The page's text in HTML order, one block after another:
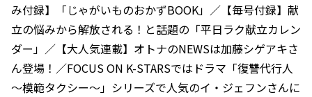
み付録】「じゃがいものおかずBOOK」／【毎号付録】献
立の悩みから解放される！と話題の「平日ラク献立カレン
ダー」／【大人気連載】オトナのNEWSは加藤シゲアキさ
ん登場！／FOCUS ON K-STARSではドラマ「復讐代行人
～模範タクシー～」シリーズで人気のイ・ジェフンさんに